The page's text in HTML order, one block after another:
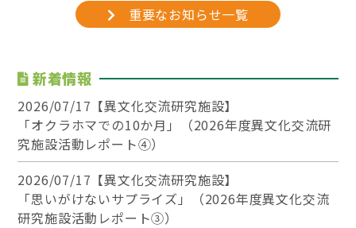
重要なお知らせ一覧
新着情報
2026/07/17【異文化交流研究施設】
「オクラホマでの10か月」（2026年度異文化交流研
究施設活動レポート④）
2026/07/17【異文化交流研究施設】
「思いがけないサプライズ」（2026年度異文化交流
研究施設活動レポート③）